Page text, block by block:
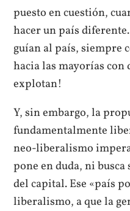
puesto en cuestión,
hacer un país
guían al país, siempre
hacia las mayorías con
explotan!
Y, sin embargo, la
fundamentalmente
neo-liberalismo
pone en duda, ni busca
del capital. Ese «país
liberalismo, a que la